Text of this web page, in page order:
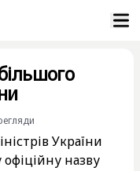
України
офіційну назву